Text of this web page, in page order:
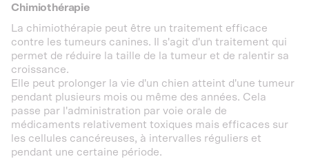
Chimiothérapie
La chimiothérapie peut être un traitement efficace
contre les tumeurs canines. Il s'agit d'un traitement qui
permet de réduire la taille de la tumeur et de ralentir sa
croissance.
Elle peut prolonger la vie d'un chien atteint d'une tumeur
pendant plusieurs mois ou même des années. Cela
passe par l'administration par voie orale de
médicaments relativement toxiques mais efficaces sur
les cellules cancéreuses, à intervalles réguliers et
pendant une certaine période.